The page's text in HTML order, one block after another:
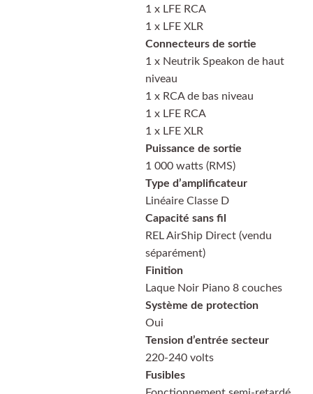
1 x LFE RCA
1 x LFE XLR
Connecteurs de sortie
1 x Neutrik Speakon de haut
niveau
1 x RCA de bas niveau
1 x LFE RCA
1 x LFE XLR
Puissance de sortie
1 000 watts (RMS)
Type d’amplificateur
Linéaire Classe D
Capacité sans fil
REL AirShip Direct (vendu
séparément)
Finition
Laque Noir Piano 8 couches
Système de protection
Oui
Tension d’entrée secteur
220-240 volts
Fusibles